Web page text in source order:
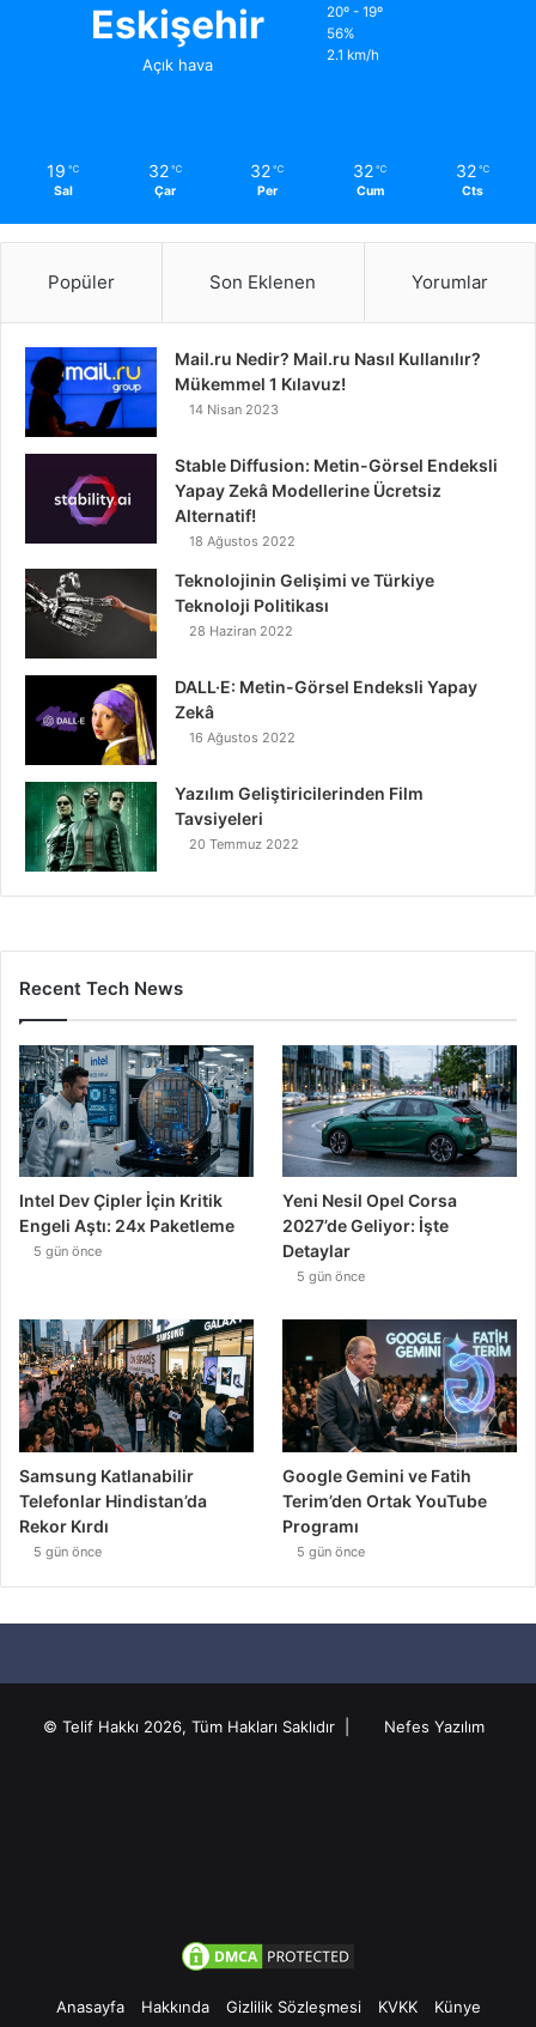
Eskişehir
Açık hava
20º - 19º
56%
2.1 km/h
19 ℃
Sal
32 ℃
Çar
32 ℃
Per
32 ℃
Cum
32 ℃
Cts
Popüler Son Eklenen Yorumlar
Mail.ru Nedir? Mail.ru Nasıl Kullanılır?
Mükemmel 1 Kılavuz!
14 Nisan 2023
Stable Diffusion: Metin-Görsel Endeksli
Yapay Zekâ Modellerine Ücretsiz
Alternatif!
18 Ağustos 2022
Teknolojinin Gelişimi ve Türkiye
Teknoloji Politikası
28 Haziran 2022
DALL·E: Metin-Görsel Endeksli Yapay
Zekâ
16 Ağustos 2022
Yazılım Geliştiricilerinden Film
Tavsiyeleri
20 Temmuz 2022
Recent Tech News
Intel Dev Çipler İçin Kritik
Engeli Aştı: 24x Paketleme
5 gün önce
Yeni Nesil Opel Corsa
2027’de Geliyor: İşte
Detaylar
5 gün önce
Samsung Katlanabilir
Telefonlar Hindistan’da
Rekor Kırdı
5 gün önce
Google Gemini ve Fatih
Terim’den Ortak YouTube
Programı
5 gün önce
© Telif Hakkı 2026, Tüm Hakları Saklıdır | Nefes Yazılım
Anasayfa Hakkında Gizlilik Sözleşmesi KVKK Künye